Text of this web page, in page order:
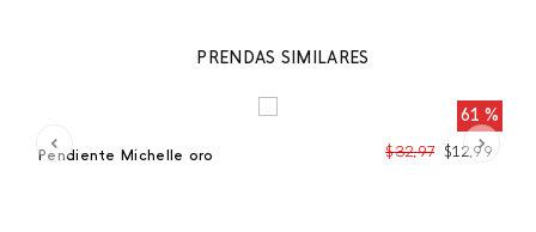
PRENDAS SIMILARES
61 %
Pendiente Michelle oro $32,97 $12,99